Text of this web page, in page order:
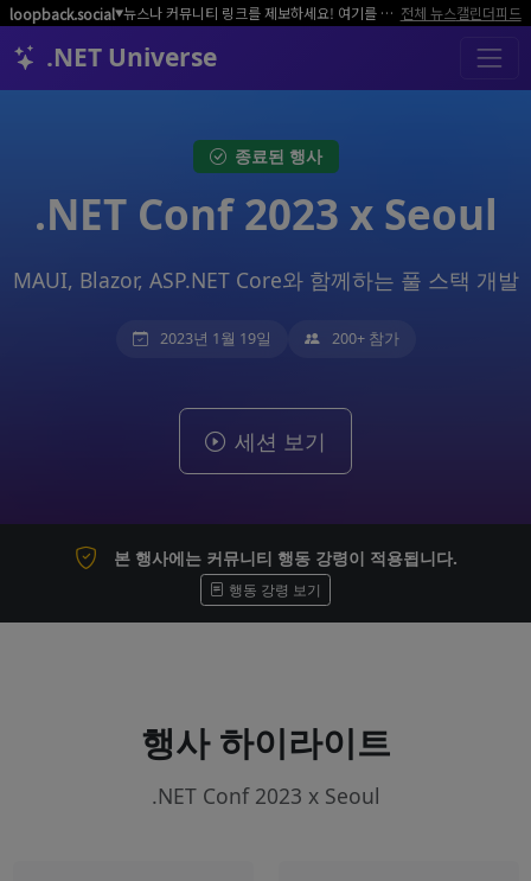
loopback.social▼ 뉴스나 커뮤니티 링크를 제보하세요! 여기를 클릭해서 알려주세요. 전체 뉴스캘린더피드
.NET Universe
종료된 행사
.NET Conf 2023 x Seoul
MAUI, Blazor, ASP.NET Core와 함께하는 풀 스택 개발
2023년 1월 19일 200+ 참가
세션 보기
본 행사에는 커뮤니티 행동 강령이 적용됩니다.
행동 강령 보기
행사 하이라이트
.NET Conf 2023 x Seoul